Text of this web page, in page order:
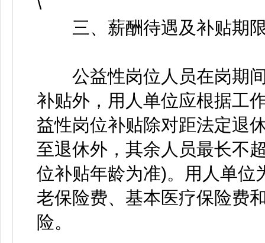
三、薪酬待遇及补贴期
公益性岗位人员在岗期间
补贴外，用人单位应根据工
益性岗位补贴除对距法定退
至退休外，其余人员最长不
位补贴年龄为准)。用人单位
老保险费、基本医疗保险费
险。